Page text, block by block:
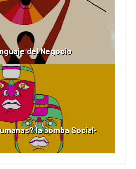
del Negocio
la bomba Social-